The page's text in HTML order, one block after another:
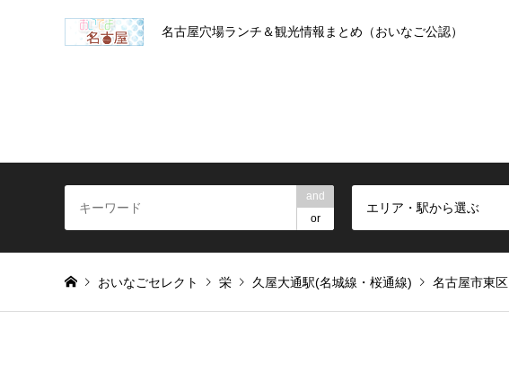
名古屋穴場ランチ＆観光情報まとめ（おいなご公認）
and
or
エリア・駅から選ぶ
おいなごセレクト 栄 久屋大通駅(名城線・桜通線) 名古屋市東区